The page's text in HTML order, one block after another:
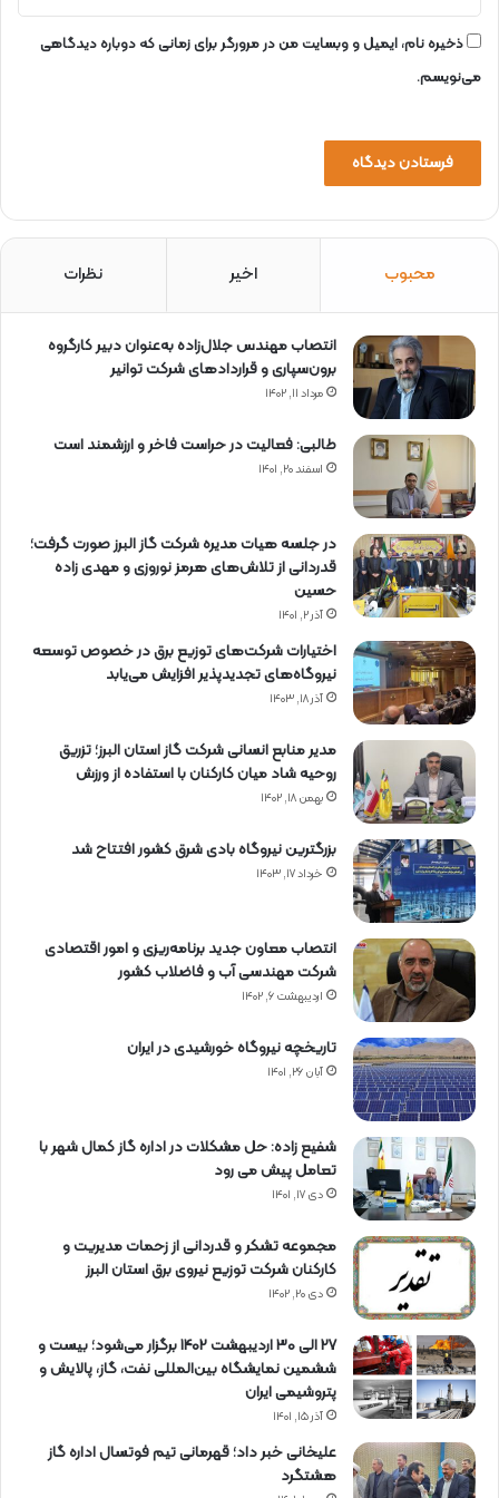
ذخیره نام، ایمیل و وبسایت من در مرورگر برای زمانی که دوباره دیدگاهی
می‌نویسم.
محبوب اخیر نظرات
انتصاب مهندس جلال‌زاده به‌عنوان دبیر كارگروه
برون‌سپاری و قراردادهای شركت توانیر
مرداد ۱۱, ۱۴۰۲
طالبی: فعالیت در حراست فاخر و ارزشمند است
اسفند ۲۰, ۱۴۰۱
در جلسه هیات مدیره شرکت گاز البرز صورت گرفت؛
قدردانی از تلاش‌های هرمز نوروزی و مهدی زاده
حسین
آذر ۲, ۱۴۰۱
اختیارات شرکت‌های توزیع برق در خصوص توسعه
نیروگاه‌های تجدیدپذیر افزایش می‌یابد
آذر ۱۸, ۱۴۰۳
مدیر منابع انسانی شرکت گاز استان البرز؛ تزریق
روحیه شاد میان کارکنان با استفاده از ورزش
بهمن ۱۸, ۱۴۰۲
بزرگترین نیروگاه بادی شرق کشور افتتاح شد
خرداد ۱۷, ۱۴۰۳
انتصاب معاون جدید برنامه‌ریزی و امور اقتصادی
شرکت مهندسی آب و فاضلاب کشور
اردیبهشت ۶, ۱۴۰۲
تاریخچه نیروگاه خورشیدی در ایران
آبان ۲۶, ۱۴۰۱
شفیع زاده: حل مشکلات در اداره گاز کمال شهر با
تعامل پیش می رود
دی ۱۷, ۱۴۰۱
مجموعه تشکر و قدردانی از زحمات مدیریت و
کارکنان شرکت توزیع نیروی برق استان البرز
دی ۲۰, ۱۴۰۲
27 الی 30 اردیبهشت 1402 برگزار می‌شود؛ بیست و
ششمین نمایشگاه بین‌المللی نفت، گاز، پالایش و
پتروشیمی ایران
آذر ۱۵, ۱۴۰۱
علیخانی خبر داد؛ قهرمانی تیم فوتسال اداره گاز
هشتگرد